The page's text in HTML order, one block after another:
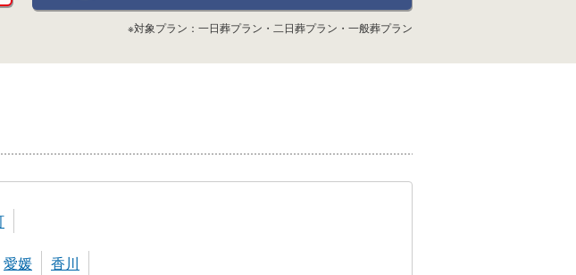
※対象プラン：一日葬プラン・二日葬プラン・一般葬プラン
愛媛 香川